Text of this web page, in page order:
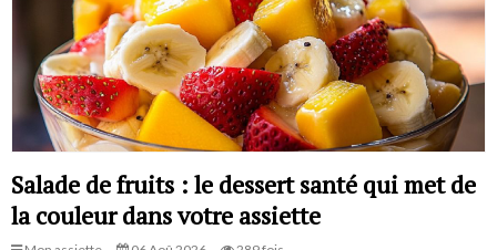
Salade de fruits : le dessert santé qui met de
la couleur dans votre assiette